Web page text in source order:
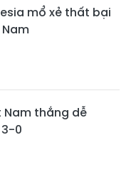
mổ xẻ thất bại
Nam thắng dễ
0